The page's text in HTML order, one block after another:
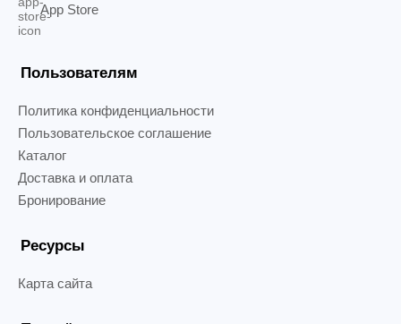
App Store
Пользователям
Политика конфиденциальности
Пользовательское соглашение
Каталог
Доставка и оплата
Бронирование
Ресурсы
Карта сайта